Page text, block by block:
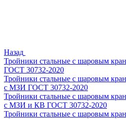
Назад
Тройники стальные с шаровым
ГОСТ 30732-2020
Тройники стальные с шаровым
с МЗИ ГОСТ 30732-2020
Тройники стальные с шаровым
с МЗИ и КВ ГОСТ 30732-2020
Тройники стальные с шаровым